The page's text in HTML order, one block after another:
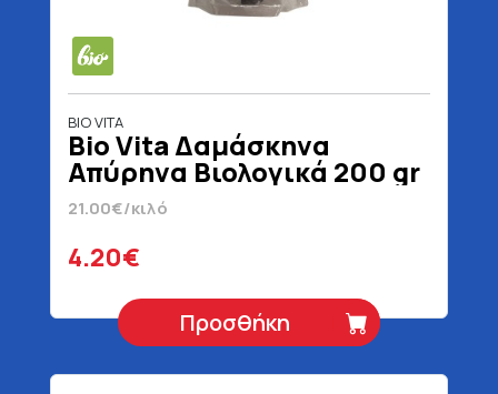
BIO VITA
Bio Vita Δαμάσκηνα
Απύρηνα Βιολογικά 200 gr
21.00€/κιλό
4.20€
Προσθήκη